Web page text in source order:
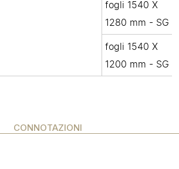
fogli 1540 X
1280 mm - SG
fogli 1540 X
1200 mm - SG
CONNOTAZIONI